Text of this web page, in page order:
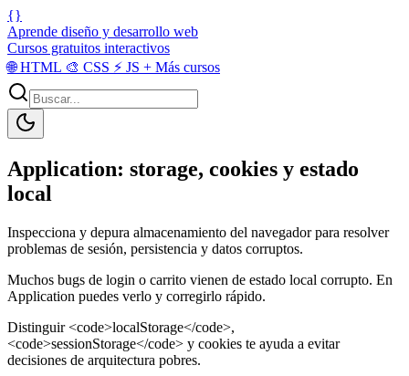
{}
Aprende diseño y desarrollo web
Cursos gratuitos interactivos
🌐HTML 🎨 CSS ⚡ JS + Más cursos
Application: storage, cookies y estado
local
Inspecciona y depura almacenamiento del navegador para resolver
problemas de sesión, persistencia y datos corruptos.
Muchos bugs de login o carrito vienen de estado local corrupto. En
Application puedes verlo y corregirlo rápido.
Distinguir <code>localStorage</code>,
<code>sessionStorage</code> y cookies te ayuda a evitar
decisiones de arquitectura pobres.